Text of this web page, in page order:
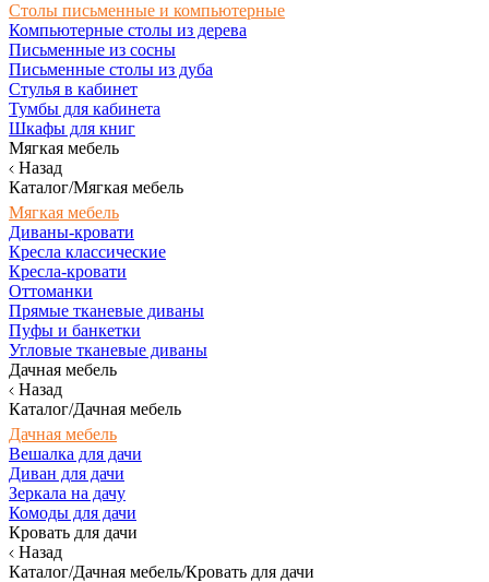
Столы письменные и компьютерные
Компьютерные столы из дерева
Письменные из сосны
Письменные столы из дуба
Стулья в кабинет
Тумбы для кабинета
Шкафы для книг
Мягкая мебель
Назад
Каталог/Мягкая мебель
Мягкая мебель
Диваны-кровати
Кресла классические
Кресла-кровати
Оттоманки
Прямые тканевые диваны
Пуфы и банкетки
Угловые тканевые диваны
Дачная мебель
Назад
Каталог/Дачная мебель
Дачная мебель
Вешалка для дачи
Диван для дачи
Зеркала на дачу
Комоды для дачи
Кровать для дачи
Назад
Каталог/Дачная мебель/Кровать для дачи